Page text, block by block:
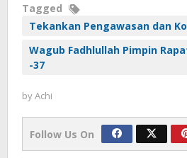
Tagged
Tekankan Pengawasan dan
Wagub Fadhlullah Pimpin
-37
byAchi
Follow Us On